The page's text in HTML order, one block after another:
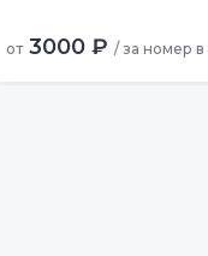
от 3000 ₽ / за номер в